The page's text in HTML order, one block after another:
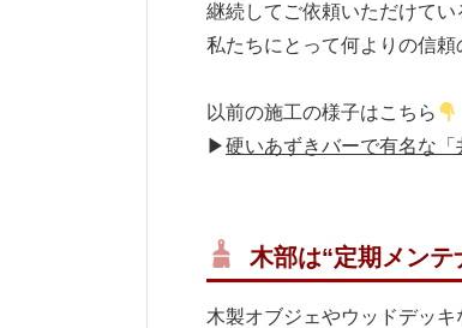
継続してご依頼いただけてい
私たちにとって何よりの信頼
以前の施工の様子はこちら
▶︎硬いあずきバーで有名な
木部は“定期メン
木製オブジェやウッドデッキ